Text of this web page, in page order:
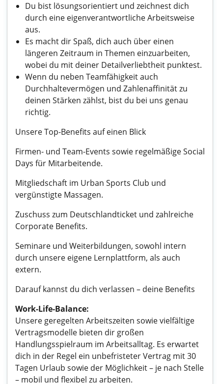
Du bist lösungsorientiert und zeichnest dich
durch eine eigenverantwortliche Arbeitsweise
aus.
Es macht dir Spaß, dich auch über einen
längeren Zeitraum in Themen einzuarbeiten,
wobei du mit deiner Detailverliebtheit punktest.
Wenn du neben Teamfähigkeit auch
Durchhaltevermögen und Zahlenaffinität zu
deinen Stärken zählst, bist du bei uns genau
richtig.
Unsere Top-Benefits auf einen Blick
Firmen- und Team-Events sowie regelmäßige Social
Days für Mitarbeitende.
Mitgliedschaft im Urban Sports Club und
vergünstigte Massagen.
Zuschuss zum Deutschlandticket und zahlreiche
Corporate Benefits.
Seminare und Weiterbildungen, sowohl intern
durch unsere eigene Lernplattform, als auch
extern.
Darauf kannst du dich verlassen – deine Benefits
Work-Life-Balance:
Unsere geregelten Arbeitszeiten sowie vielfältige
Vertragsmodelle bieten dir großen
Handlungsspielraum im Arbeitsalltag. Es erwartet
dich in der Regel ein unbefristeter Vertrag mit 30
Tagen Urlaub sowie der Möglichkeit – je nach Stelle
– mobil und flexibel zu arbeiten.